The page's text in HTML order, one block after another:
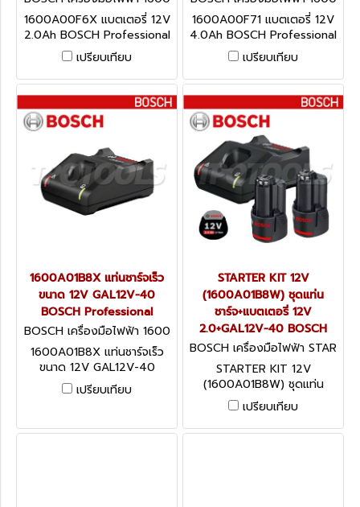
A00F6X
1600A00F6X แบตเตอรี่ 12V
2.0Ah BOSCH Professional
เปรียบเทียบ
A00F71
1600A00F71 แบตเตอรี่ 12V
4.0Ah BOSCH Professional
เปรียบเทียบ
1600A01B8X แท่นชาร์จเร็ว
ขนาด 12V GAL12V-40
BOSCH Professional
BOSCH เครื่องมือไฟฟ้า 1600
A01B8X
1600A01B8X แท่นชาร์จเร็ว
ขนาด 12V GAL12V-40
BOSCH Professional
เปรียบเทียบ
STARTER KIT 12V
(1600A01B8W) ชุดแท่น
ชาร์จ+แบตเตอรี่ 12V
2.0+GAL12V-40 BOSCH
BOSCH เครื่องมือไฟฟ้า STAR
TER KIT 12V (1600A01B8W)
STARTER KIT 12V
(1600A01B8W) ชุดแท่น
ชาร์จ+แบตเตอรี่ 12V
2.0+GAL12V-40 BOSCH
เปรียบเทียบ